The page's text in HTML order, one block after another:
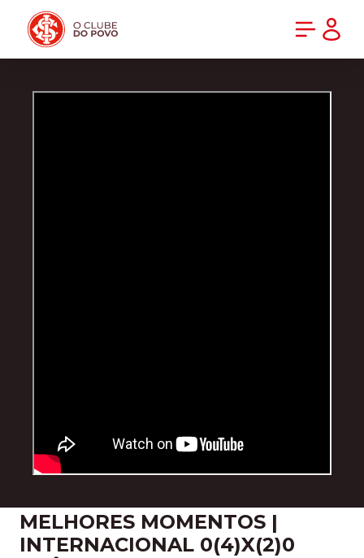
MELHORES MOMENTOS |
INTERNACIONAL 0(4)X(2)0